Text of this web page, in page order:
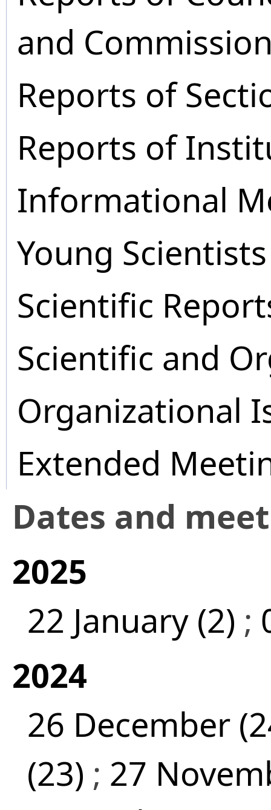
and
Reports of
Reports of
Informational
Young
Scientific
Scientific and
Organizational
Extended
Dates and
2025
22 January (2) ;
2024
26 December
(23) ; 27